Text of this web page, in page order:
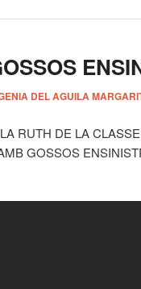
DEL AGUILA
RUTH DE LA
GOSSOS